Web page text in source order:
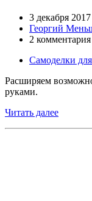
3 декабря 2017
Георгий
2 комментария
Самоделки
Расширяем
руками.
Читать далее